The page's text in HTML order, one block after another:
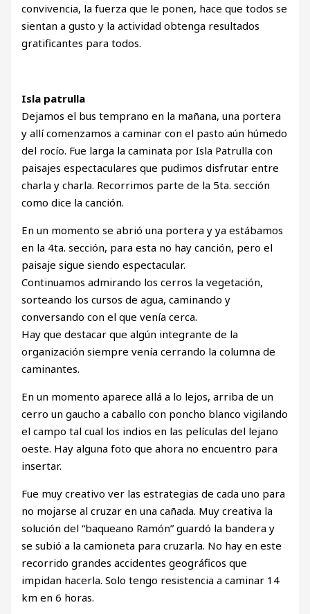
convivencia, la fuerza que le ponen, hace que todos se
sientan a gusto y la actividad obtenga resultados
gratificantes para todos.
Isla patrulla
Dejamos el bus temprano en la mañana, una portera
y allí comenzamos a caminar con el pasto aún húmedo
del rocío. Fue larga la caminata por Isla Patrulla con
paisajes espectaculares que pudimos disfrutar entre
charla y charla. Recorrimos parte de la 5ta. sección
como dice la canción.
En un momento se abrió una portera y ya estábamos
en la 4ta. sección, para esta no hay canción, pero el
paisaje sigue siendo espectacular.
Continuamos admirando los cerros la vegetación,
sorteando los cursos de agua, caminando y
conversando con el que venía cerca.
Hay que destacar que algún integrante de la
organización siempre venía cerrando la columna de
caminantes.
En un momento aparece allá a lo lejos, arriba de un
cerro un gaucho a caballo con poncho blanco vigilando
el campo tal cual los indios en las películas del lejano
oeste. Hay alguna foto que ahora no encuentro para
insertar.
Fue muy creativo ver las estrategias de cada uno para
no mojarse al cruzar en una cañada. Muy creativa la
solución del “baqueano Ramón” guardó la bandera y
se subió a la camioneta para cruzarla. No hay en este
recorrido grandes accidentes geográficos que
impidan hacerla. Solo tengo resistencia a caminar 14
km en 6 horas.